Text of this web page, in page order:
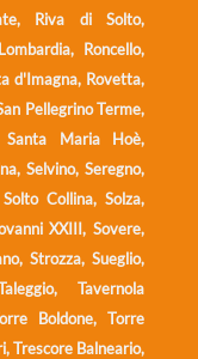
Riva di Solto,
Roncello,
d'Imagna, Rovetta,
Pellegrino Terme,
Santa Maria Hoè,
Selvino, Seregno,
Collina, Solza,
XXIII, Sovere,
Strozza, Sueglio,
Tavernola
Boldone, Torre
Trescore Balneario,